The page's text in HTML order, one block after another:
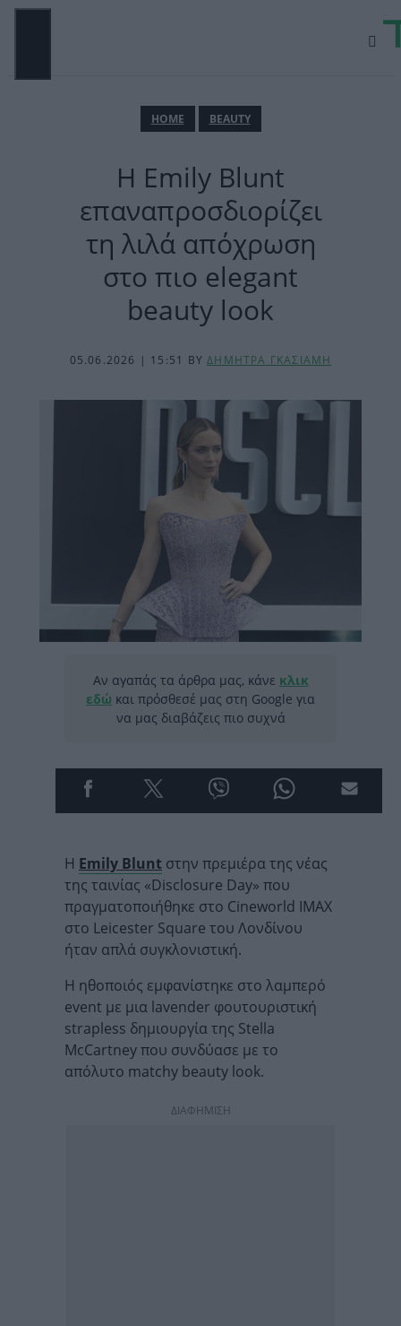
Μετάβαση
ΗΟΜΕ BEAUTY
Η Emily Blunt
επαναπροσδιορίζει
τη λιλά απόχρωση
στο πιο elegant
beauty look
05.06.2026 | 15:51 BYΔΗΜΗΤΡΑ ΓΚΑΣΙΑΜΗ
Αν αγαπάς τα άρθρα μας, κάνε κλικ
εδώ και πρόσθεσέ μας στη Google για
να μας διαβάζεις πιο συχνά
Η Emily Blunt στην πρεμιέρα της νέας
της ταινίας «Disclosure Day» που
πραγματοποιήθηκε στο Cineworld IMAX
στο Leicester Square του Λονδίνου
ήταν απλά συγκλονιστική.
Η ηθοποιός εμφανίστηκε στο λαμπερό
event με μια lavender φουτουριστική
strapless δημιουργία της Stella
McCartney που συνδύασε με το
απόλυτο matchy beauty look.
ΔΙΑΦΗΜΙΣΗ